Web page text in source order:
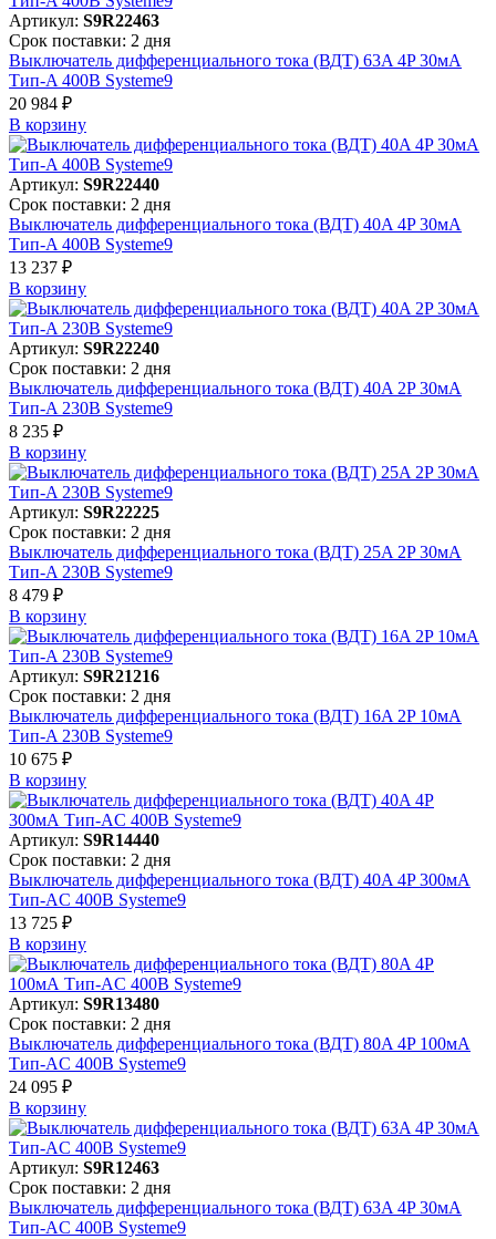
Артикул: S9R22463
Срок поставки: 2 дня
Выключатель дифференциального тока (ВДТ) 63A 4P 30мА
Тип-A 400В Systeme9
20 984 ₽
В корзинy
Артикул: S9R22440
Срок поставки: 2 дня
Выключатель дифференциального тока (ВДТ) 40A 4P 30мА
Тип-A 400В Systeme9
13 237 ₽
В корзинy
Артикул: S9R22240
Срок поставки: 2 дня
Выключатель дифференциального тока (ВДТ) 40A 2P 30мА
Тип-A 230В Systeme9
8 235 ₽
В корзинy
Артикул: S9R22225
Срок поставки: 2 дня
Выключатель дифференциального тока (ВДТ) 25A 2P 30мА
Тип-A 230В Systeme9
8 479 ₽
В корзинy
Артикул: S9R21216
Срок поставки: 2 дня
Выключатель дифференциального тока (ВДТ) 16A 2P 10мА
Тип-A 230В Systeme9
10 675 ₽
В корзинy
Артикул: S9R14440
Срок поставки: 2 дня
Выключатель дифференциального тока (ВДТ) 40A 4P 300мА
Тип-AC 400В Systeme9
13 725 ₽
В корзинy
Артикул: S9R13480
Срок поставки: 2 дня
Выключатель дифференциального тока (ВДТ) 80A 4P 100мА
Тип-AC 400В Systeme9
24 095 ₽
В корзинy
Артикул: S9R12463
Срок поставки: 2 дня
Выключатель дифференциального тока (ВДТ) 63A 4P 30мА
Тип-AC 400В Systeme9